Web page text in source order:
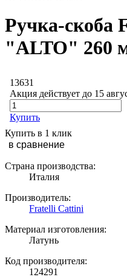
Ручка-скоба
"ALTO" 260
13631
Акция действует до 15
Купить
Купить в 1 клик
в сравнение
Страна производства:
Италия
Производитель:
Fratelli Cattini
Материал изготовления:
Латунь
Код производителя:
124291